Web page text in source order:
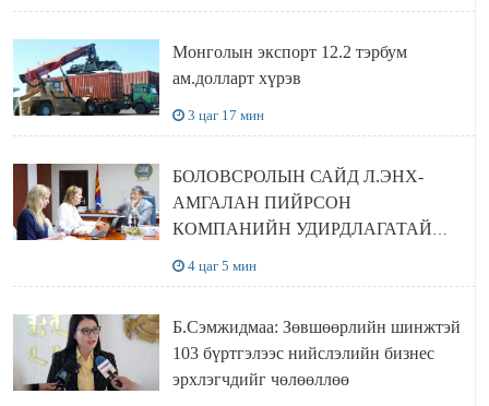
Монголын экспорт 12.2 тэрбум
ам.долларт хүрэв
3 цаг 17 мин
БОЛОВСРОЛЫН САЙД Л.ЭНХ-
АМГАЛАН ПИЙРСОН
КОМПАНИЙН УДИРДЛАГАТАЙ
4 цаг 5 мин
Б.Сэмжидмаа: Зөвшөөрлийн шинжтэй
103 бүртгэлээс нийслэлийн бизнес
эрхлэгчдийг чөлөөллөө